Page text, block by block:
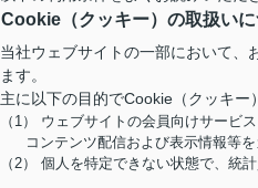
Cookie（クッキー）の取扱い
当社ウェブサイトの一部において、
ます。
主に以下の目的でCookie（クッキー
（1） ウェブサイトの会員向けサービ
コンテンツ配信および表示情報等
（2） 個人を特定できない状態で、統